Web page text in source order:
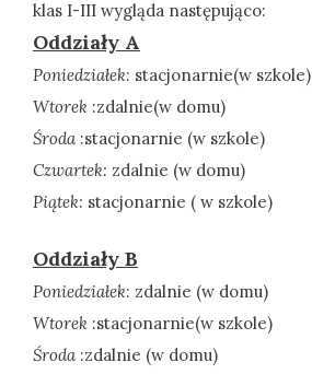
klas I-III wygląda następująco:
Oddziały A
Poniedziałek: stacjonarnie(w szkole)
Wtorek :zdalnie(w domu)
Środa :stacjonarnie (w szkole)
Czwartek: zdalnie (w domu)
Piątek: stacjonarnie ( w szkole)
Oddziały B
Poniedziałek: zdalnie (w domu)
Wtorek :stacjonarnie(w szkole)
Środa :zdalnie (w domu)